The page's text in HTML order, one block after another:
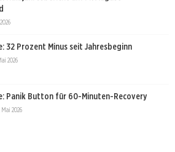
32 Prozent Minus seit Jahresbeginn
2026
Panik Button für 60-Minuten-Recovery
Mai 2026